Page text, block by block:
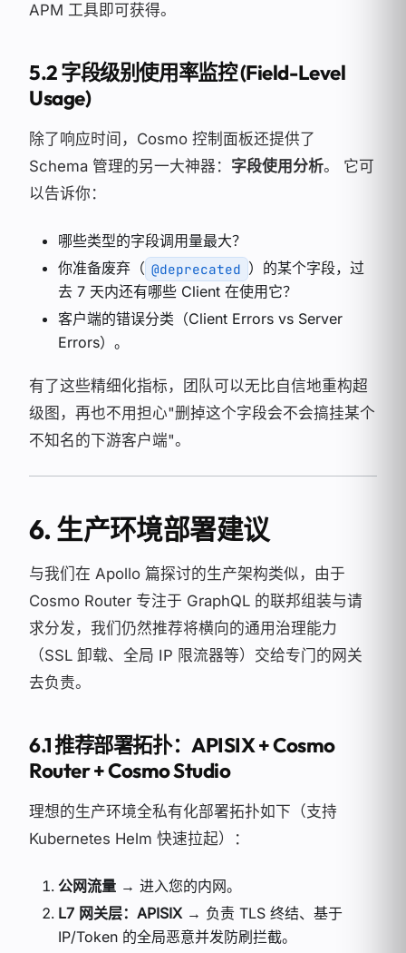
APM 工具即可获得。
5.2 字段级别使用率监控 (Field-Level
Usage)
除了响应时间，Cosmo 控制面板还提供了
Schema 管理的另一大神器： 字段使用分析。 它可
以告诉你：
哪些类型的字段调用量最大？
你准备废弃（ @deprecated ）的某个字段，过
去 7 天内还有哪些 Client 在使用它？
客户端的错误分类（Client Errors vs Server
Errors）。
有了这些精细化指标，团队可以无比自信地重构超
级图，再也不用担心"删掉这个字段会不会搞挂某个
不知名的下游客户端"。
6. 生产环境部署建议
与我们在 Apollo 篇探讨的生产架构类似，由于
Cosmo Router 专注于 GraphQL 的联邦组装与请
求分发，我们仍然推荐将横向的通用治理能力
（SSL 卸载、全局 IP 限流器等）交给专门的网关
去负责。
6.1 推荐部署拓扑：APISIX + Cosmo
Router + Cosmo Studio
理想的生产环境全私有化部署拓扑如下（支持
Kubernetes Helm 快速拉起）：
公网流量 → 进入您的内网。
L7 网关层：APISIX→ 负责 TLS 终结、基于
IP/Token 的全局恶意并发防刷拦截。